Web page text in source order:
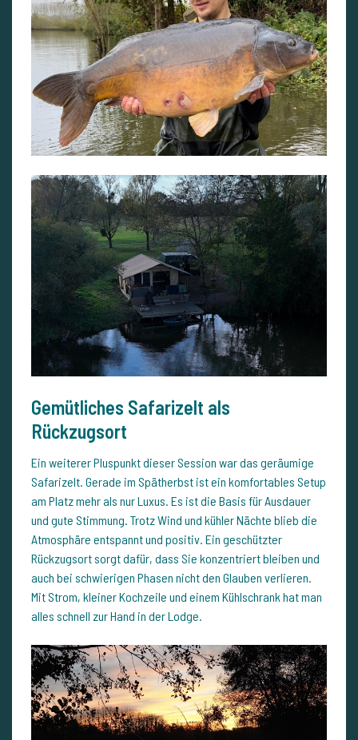
Gemütliches Safarizelt als
Rückzugsort
Ein weiterer Pluspunkt dieser Session war das geräumige
Safarizelt. Gerade im Spätherbst ist ein komfortables Setup
am Platz mehr als nur Luxus. Es ist die Basis für Ausdauer
und gute Stimmung. Trotz Wind und kühler Nächte blieb die
Atmosphäre entspannt und positiv. Ein geschützter
Rückzugsort sorgt dafür, dass Sie konzentriert bleiben und
auch bei schwierigen Phasen nicht den Glauben verlieren.
Mit Strom, kleiner Kochzeile und einem Kühlschrank hat man
alles schnell zur Hand in der Lodge.